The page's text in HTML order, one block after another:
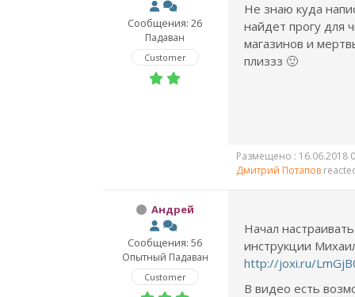
Сообщения: 26
Падаван
Customer
Не знаю куда
найдет прогу для
магазинов и
плиззз 🙂
Размещено : 16.06.2018
Дмитрий Потапов
Андрей
Сообщения: 56
Опытный Падаван
Customer
Начал
инструкции
http://joxi.ru/
В видео есть